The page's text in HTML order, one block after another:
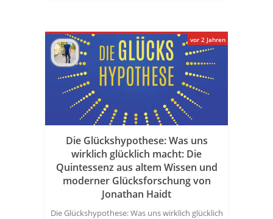
Die Glückshypothese: Was uns
wirklich glücklich macht: Die
Quintessenz aus altem Wissen und
moderner Glücksforschung von
Jonathan Haidt
Die Glückshypothese: Was uns wirklich glücklich
vor 2 Jahren